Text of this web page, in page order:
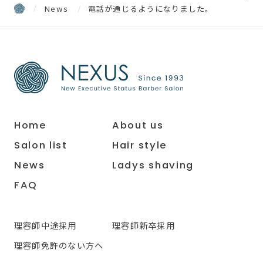
News 電話が通じるようになりました。
Home
About us
Salon list
Hair style
News
Ladys shaving
FAQ
理容師中途採用
理容師新卒採用
理容師免許のない方へ